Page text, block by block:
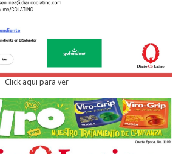
Click aqui para ver